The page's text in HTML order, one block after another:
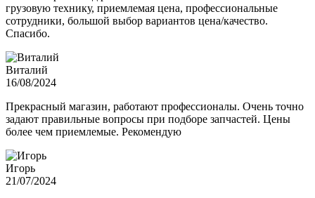
грузовую технику, приемлемая цена, профессиональные
сотрудники, большой выбор вариантов цена/качество.
Спасибо.
Виталий
16/08/2024
Прекрасный магазин, работают профессионалы. Очень точно
задают правильные вопросы при подборе запчастей. Цены
более чем приемлемые. Рекомендую
Игорь
21/07/2024